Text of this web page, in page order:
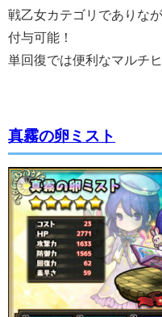
戦乙女カテゴリでありな
付与可能！
単回復では便利なマルチ
真霧の卵ミスト